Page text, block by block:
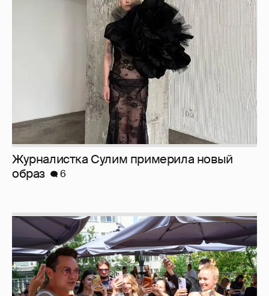
Журналистка Сулим примерила новый
Анастасия Гребенкина, Женя Малахова,
Оксана Русланова и другие гости
фестиваля «Баланс вкуса и ритма»:
рассматриваем летние образы